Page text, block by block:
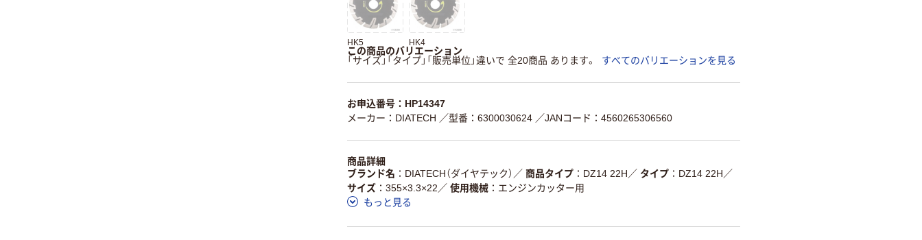
HK5 HK4
この商品のバリエーション
「サイズ」「タイプ」「販売単位」違いで 全20商品 あります。
すべてのバリエーションを見る
お申込番号：HP14347
メーカー：DIATECH ／型番：6300030624 ／JANコード：4560265306560
商品詳細
ブランド名
DIATECH（ダイヤテック） ／ 商品タイプ DZ14 22H ／ タイプ DZ14 22H ／
サイズ
355×3.3×22 ／ 使用機械
エンジンカッター用
もっと見る